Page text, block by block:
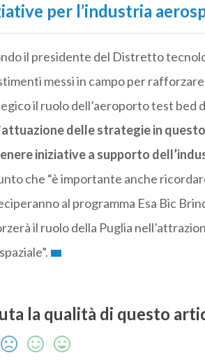
per l’industria
il presidente del Distretto
messi in campo per
il ruolo dell’aeroporto test bed
attuazione delle strategie in
iniziative a supporto
che “è importante anche
al programma Esa Bic
il ruolo della Puglia
la qualità di questo